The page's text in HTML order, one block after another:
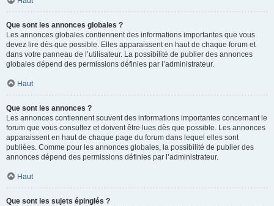
Que sont les annonces globales ?
Les annonces globales contiennent des informations importantes que vous
devez lire dès que possible. Elles apparaissent en haut de chaque forum et
dans votre panneau de l’utilisateur. La possibilité de publier des annonces
globales dépend des permissions définies par l’administrateur.
Haut
Que sont les annonces ?
Les annonces contiennent souvent des informations importantes concernant le
forum que vous consultez et doivent être lues dès que possible. Les annonces
apparaissent en haut de chaque page du forum dans lequel elles sont
publiées. Comme pour les annonces globales, la possibilité de publier des
annonces dépend des permissions définies par l’administrateur.
Haut
Que sont les sujets épinglés ?